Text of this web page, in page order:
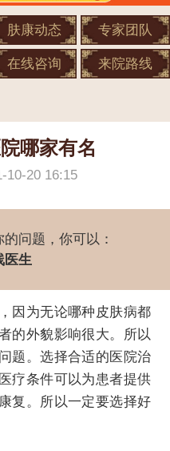
肤康动态 专家团队
在线咨询 来院路线
哪家有名
10-20 16:15
问题，你可以：
医生
为无论哪种皮肤病都
的外貌影响很大。所以
题。选择合适的医院治
疗条件可以为患者提供
复。所以一定要选择好